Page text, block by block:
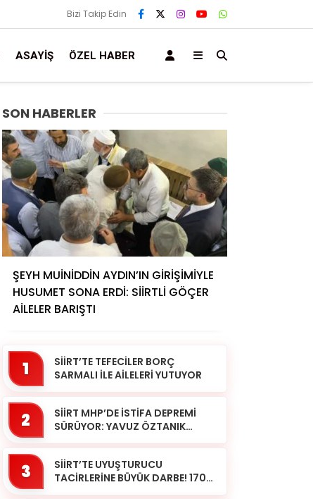
Bizi Takip Edin
ASAYIŞ ÖZEL HABER
SON HABERLER
ŞEYH MUİNİDDİN AYDIN’IN GİRİŞİMİYLE
HUSUMET SONA ERDİ: SİİRTLİ GÖÇER
AİLELER BARIŞTI
1
SİİRT’TE TEFECİLER BORÇ
SARMALI İLE AİLELERİ YUTUYOR
2
SİİRT MHP’DE İSTİFA DEPREMİ
SÜRÜYOR: YAVUZ ÖZTANIK
3
SİİRT’TE UYUŞTURUCU
TACİRLERİNE BÜYÜK DARBE! 170